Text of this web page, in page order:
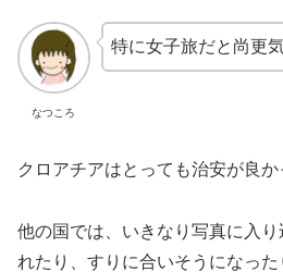
なつころ
特に女子旅だと尚更
クロアチアはとっても治安が良か
他の国では、いきなり写真に入
れたり、すりに合いそうになっ